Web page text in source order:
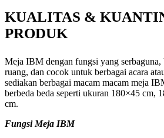
KUALITAS &
PRODUK
Meja IBM dengan fungsi yang serbaguna,
ruang, dan cocok untuk berbagai acara
sediakan berbagai macam macam meja
berbeda beda seperti ukuran 180×45 cm,
cm.
Fungsi Meja IBM